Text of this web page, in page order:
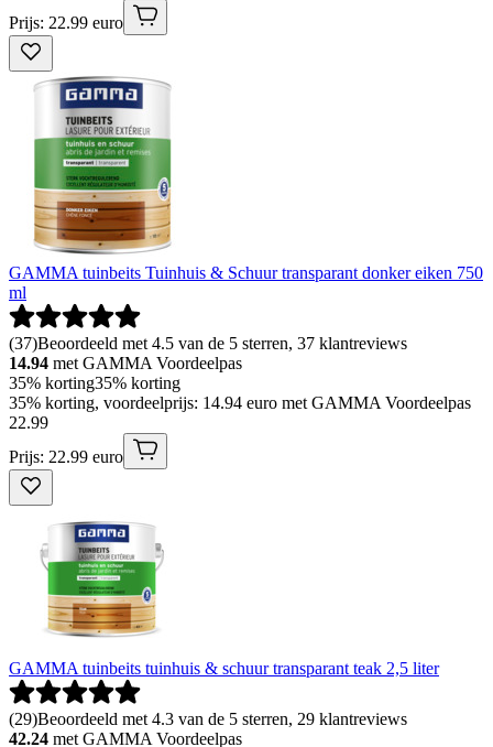
Prijs: 22.99 euro
GAMMA tuinbeits Tuinhuis & Schuur transparant donker eiken 750
ml
(37)Beoordeeld met 4.5 van de 5 sterren, 37 klantreviews
14.94 met GAMMA Voordeelpas
35% korting35% korting
35% korting, voordeelprijs: 14.94 euro met GAMMA Voordeelpas
22.99
Prijs: 22.99 euro
GAMMA tuinbeits tuinhuis & schuur transparant teak 2,5 liter
(29)Beoordeeld met 4.3 van de 5 sterren, 29 klantreviews
42.24 met GAMMA Voordeelpas